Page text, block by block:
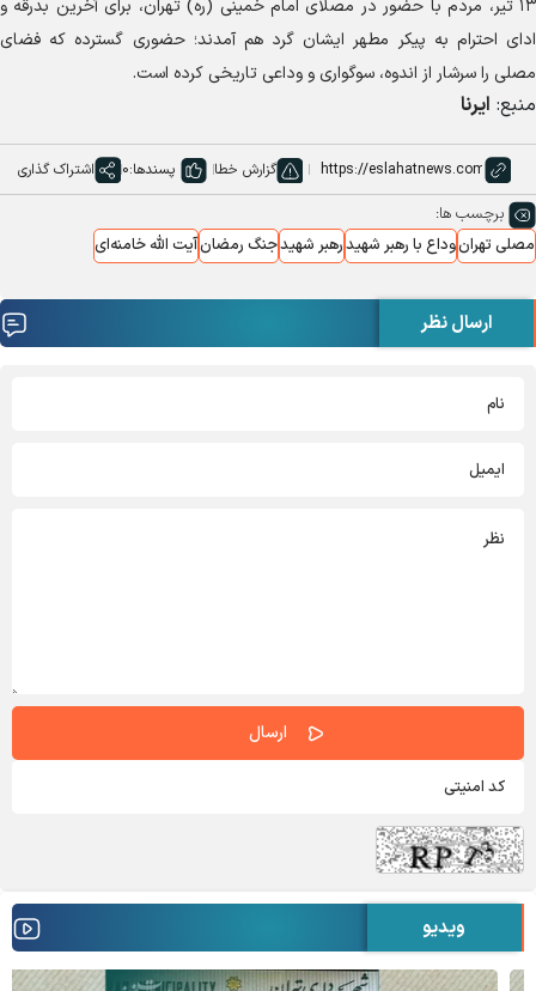
۱۳ تیر، مردم با حضور در مصلای امام خمینی (ره) تهران، برای آخرین بدرقه و
احترام به پیکر مطهر ایشان گرد هم آمدند؛ حضوری گسترده که فضای
را سرشار از اندوه، سوگواری و وداعی تاریخی کرده است.
ایرنا
گزارش خطا پسندها:0 اشتراک گذاری
برچسب ها:
تهرانوداع با رهبر شهیدرهبر شهیدجنگ رمضانآیت الله خامنه‌ای
ارسال نظر
ویدیو